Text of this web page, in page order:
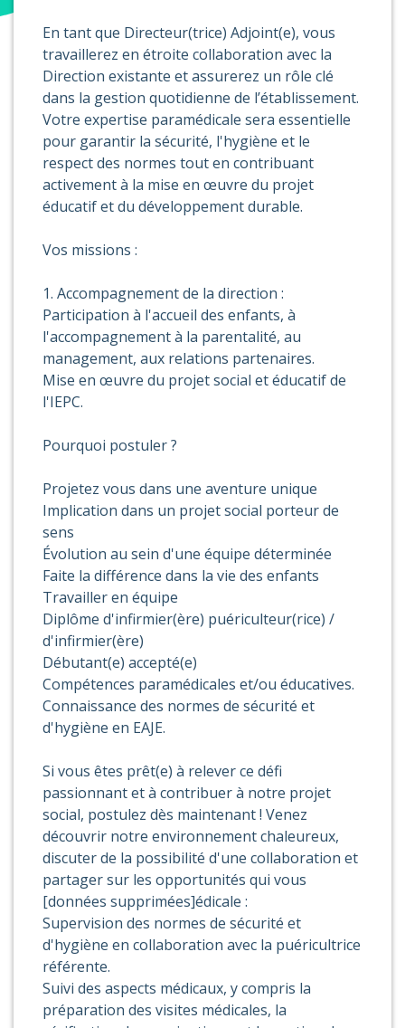
En tant que Directeur(trice) Adjoint(e), vous
travaillerez en étroite collaboration avec la
Direction existante et assurerez un rôle clé
dans la gestion quotidienne de l’établissement.
Votre expertise paramédicale sera essentielle
pour garantir la sécurité, l'hygiène et le
respect des normes tout en contribuant
activement à la mise en œuvre du projet
éducatif et du développement durable.
Vos missions :
1. Accompagnement de la direction :
Participation à l'accueil des enfants, à
l'accompagnement à la parentalité, au
management, aux relations partenaires.
Mise en œuvre du projet social et éducatif de
l'IEPC.
Pourquoi postuler ?
Projetez vous dans une aventure unique
Implication dans un projet social porteur de
sens
Évolution au sein d'une équipe déterminée
Faite la différence dans la vie des enfants
Travailler en équipe
Diplôme d'infirmier(ère) puériculteur(rice) /
d'infirmier(ère)
Débutant(e) accepté(e)
Compétences paramédicales et/ou éducatives.
Connaissance des normes de sécurité et
d'hygiène en EAJE.
Si vous êtes prêt(e) à relever ce défi
passionnant et à contribuer à notre projet
social, postulez dès maintenant ! Venez
découvrir notre environnement chaleureux,
discuter de la possibilité d'une collaboration et
partager sur les opportunités qui vous
[données supprimées]édicale :
Supervision des normes de sécurité et
d'hygiène en collaboration avec la puéricultrice
référente.
Suivi des aspects médicaux, y compris la
préparation des visites médicales, la